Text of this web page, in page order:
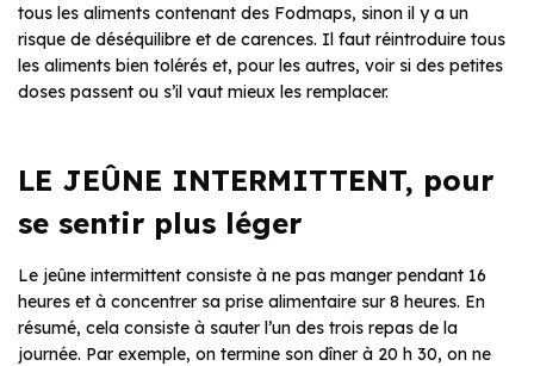
tous les aliments contenant des Fodmaps, sinon il y a un
risque de déséquilibre et de carences. Il faut réintroduire tous
les aliments bien tolérés et, pour les autres, voir si des petites
doses passent ou s’il vaut mieux les remplacer.
LE JEÛNE INTERMITTENT, pour
se sentir plus léger
Le jeûne intermittent consiste à ne pas manger pendant 16
heures et à concentrer sa prise alimentaire sur 8 heures. En
résumé, cela consiste à sauter l’un des trois repas de la
journée. Par exemple, on termine son dîner à 20 h 30, on ne